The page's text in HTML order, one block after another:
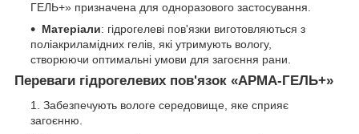
ГЕЛЬ+» призначена для одноразового застосування.
Матеріали: гідрогелеві пов'язки виготовляються з
поліакриламідних гелів, які утримують вологу,
створюючи оптимальні умови для загоєння рани.
Переваги гідрогелевих пов'язок «АРМА-ГЕЛЬ+»
Забезпечують вологе середовище, яке сприяє
загоєнню.